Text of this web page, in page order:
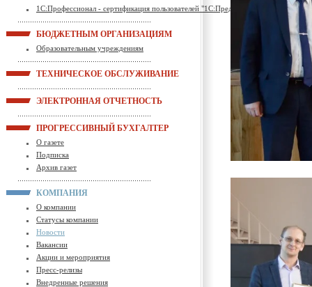
1С:Профессионал - сертификация пользователей "1С:Предприятие"
БЮДЖЕТНЫМ ОРГАНИЗАЦИЯМ
Образовательным учреждениям
ТЕХНИЧЕСКОЕ ОБСЛУЖИВАНИЕ
ЭЛЕКТРОННАЯ ОТЧЕТНОСТЬ
ПРОГРЕССИВНЫЙ БУХГАЛТЕР
О газете
Подписка
Архив газет
КОМПАНИЯ
О компании
Статусы компании
Новости
Вакансии
Акции и мероприятия
Пресс-релизы
Внедренные решения